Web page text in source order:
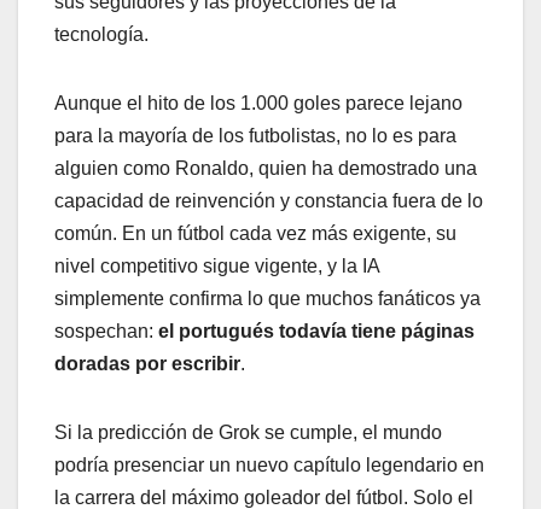
tecnología.
Aunque el hito de los 1.000 goles parece lejano
para la mayoría de los futbolistas, no lo es para
alguien como Ronaldo, quien ha demostrado una
capacidad de reinvención y constancia fuera de lo
común. En un fútbol cada vez más exigente, su
nivel competitivo sigue vigente, y la IA
simplemente confirma lo que muchos fanáticos ya
sospechan: el portugués todavía tiene páginas
doradas por escribir.
Si la predicción de Grok se cumple, el mundo
podría presenciar un nuevo capítulo legendario en
la carrera del máximo goleador del fútbol. Solo el